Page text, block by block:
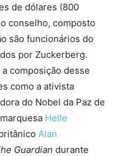
de dólares (800
conselho, composto
são funcionários do
por Zuckerberg.
composição desse
como a ativista
do Nobel da Paz de
Helle
Alan
Guardian durante